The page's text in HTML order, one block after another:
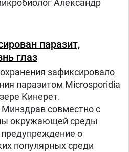
Александр
паразит,
глаз
зафиксировало
паразитом Microsporidia
Кинерет.
совместно с
окружающей среды
о
популярных среди